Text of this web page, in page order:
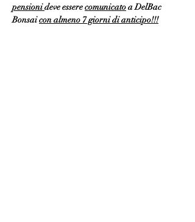
pensioni deve essere comunicato a DelBac
Bonsai con almeno 7 giorni di anticipo!!!